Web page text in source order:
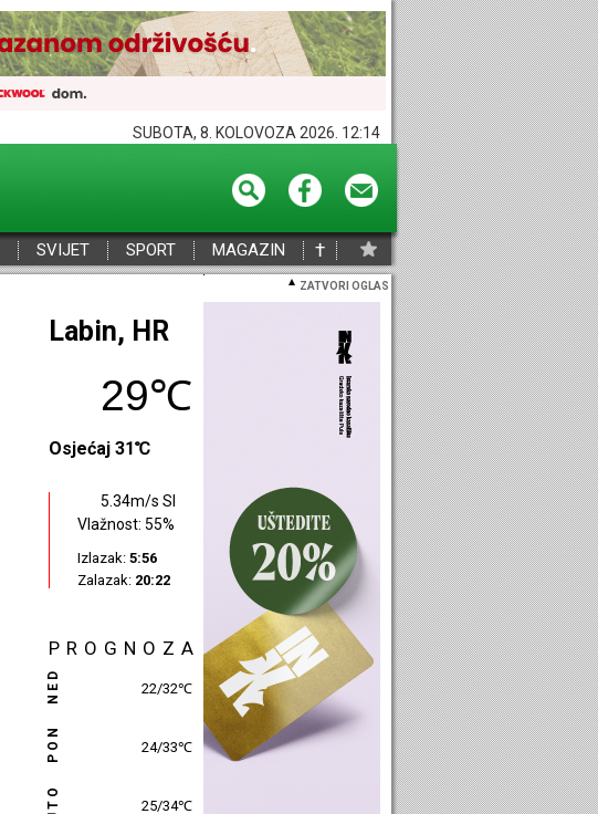
SUBOTA, 8. KOLOVOZA 2026. 12:14
SVIJET SPORT MAGAZIN †
ZATVORI OGLAS
Poreč, HR
32℃
Osjećaj 32℃
4.03m/s JZ
Vlažnost: 41%
Izlazak: 5:58
Zalazak: 20:24
PROGNOZA
NED 25/30℃
PON 26/31℃
UTO 26/32℃